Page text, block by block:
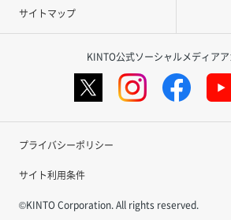
サイトマップ
KINTO公式ソーシャルメディア
プライバシーポリシー
サイト利用条件
©KINTO Corporation. All rights reserved.